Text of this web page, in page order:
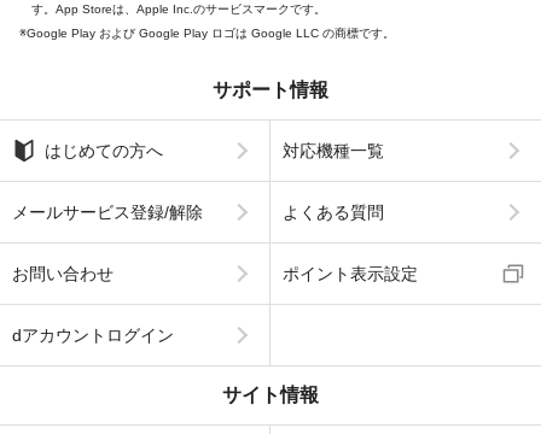
す。App Storeは、Apple Inc.のサービスマークです。
Google Play および Google Play ロゴは Google LLC の商標です。
サポート情報
はじめての方へ 対応機種一覧
メールサービス登録/解除 よくある質問
お問い合わせ ポイント表示設定
dアカウントログイン
サイト情報